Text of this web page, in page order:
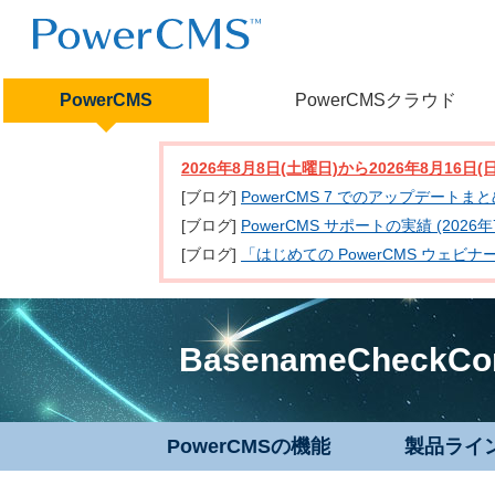
PowerCMS PowerCMSクラウド
2026年8月8日(土曜日)から2026年8月16日(
[ブログ] PowerCMS 7 でのアップデートまと
[ブログ] PowerCMS サポートの実績 (2026
[ブログ]
「はじめての PowerCMS ウェビナ
PowerCMSの機能 製品ライ